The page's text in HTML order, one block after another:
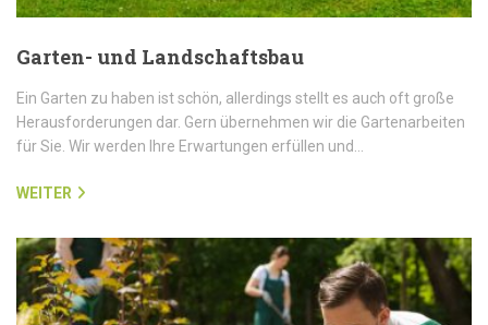
Garten- und Landschaftsbau
Ein Garten zu haben ist schön, allerdings stellt es auch oft große
Herausforderungen dar. Gern übernehmen wir die Gartenarbeiten
für Sie. Wir werden Ihre Erwartungen erfüllen und…
WEITER